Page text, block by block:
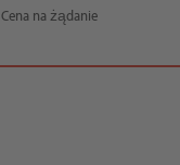
Cena na żądanie